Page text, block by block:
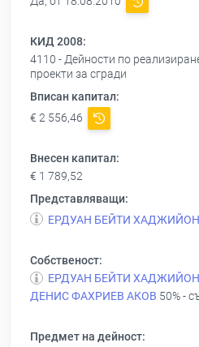
КИД 2008:
4110 - Дейности по
проекти за сгради
Вписан капитал:
€ 2 556,46
Внесен капитал:
€ 1 789,52
Представляващи:
ЕРДУАН БЕЙТИ
Собственост:
ЕРДУАН БЕЙТИ
ДЕНИС ФАХРИЕВ АКОВ 50% -
Предмет на дейност: